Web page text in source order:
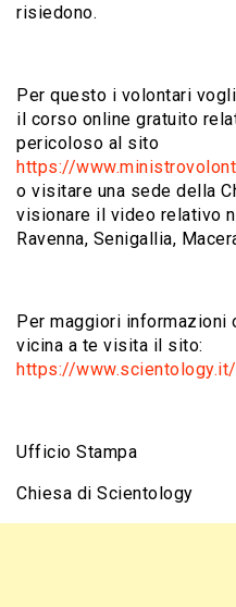
risiedono.
Per questo i volontari
il corso online gratuito
pericoloso al sito
https://
o visitare una sede della
visionare il video relativo
Ravenna, Senigallia,
Per maggiori informazioni
vicina a te visita il sito:
https://
Ufficio Stampa
Chiesa di Scientology